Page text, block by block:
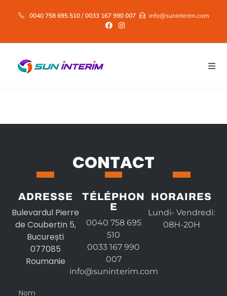
0040 758 695 510 / 0033 167 990 007 info@suninterim.com
CONTACT
ADRESSE
Bulevardul Pierre
de Coubertin 5,
București
077085
Roumanie
TÉLÉPHON
E
0040 758 695
510
0033 167 990
007
info@suninterim.com
HORAIRES
Lundi- Vendredi:
08H-20H